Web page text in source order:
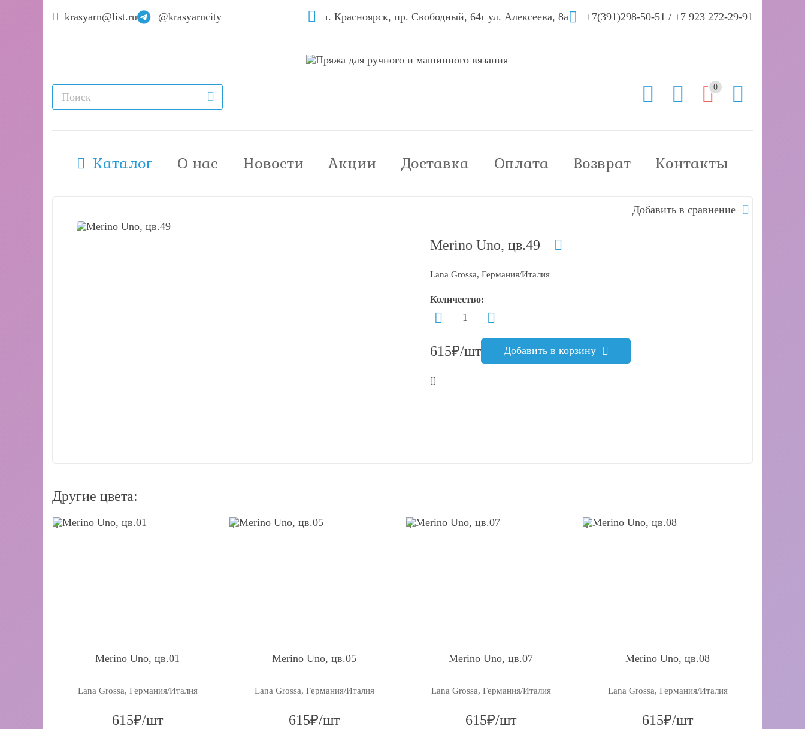
krasyarn@list.ru @krasyarncity г. Красноярск, пр. Свободный, 64г ул. Алексеева, 8а +7(391)298-50-51 / +7 923 272-29-91
0
Каталог О нас Новости Акции Доставка Оплата Возврат Контакты
Добавить в сравнение
Merino Uno, цв.49
Lana Grossa, Германия/Италия
Количество:
615₽/шт Добавить в корзину
[]
Другие цвета:
q
Merino Uno, цв.01
Lana Grossa, Германия/Италия
615₽/шт
q
Merino Uno, цв.05
Lana Grossa, Германия/Италия
615₽/шт
q
Merino Uno, цв.07
Lana Grossa, Германия/Италия
615₽/шт
q
Merino Uno, цв.08
Lana Grossa, Германия/Италия
615₽/шт